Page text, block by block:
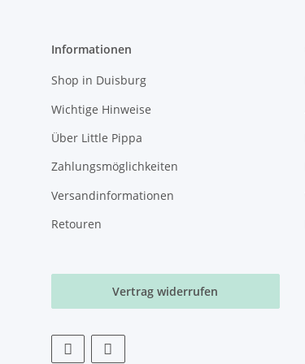
Informationen
Shop in Duisburg
Wichtige Hinweise
Über Little Pippa
Zahlungsmöglichkeiten
Versandinformationen
Retouren
Vertrag widerrufen